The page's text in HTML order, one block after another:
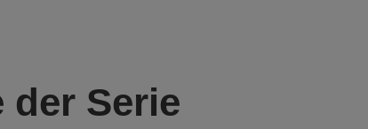
der Serie